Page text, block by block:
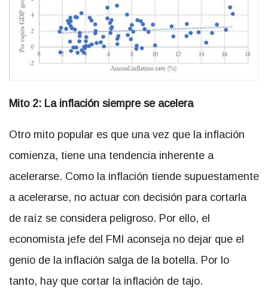
Mito 2: La inflación siempre se acelera
Otro mito popular es que una vez que la inflación
comienza, tiene una tendencia inherente a
acelerarse. Como la inflación tiende supuestamente
a acelerarse, no actuar con decisión para cortarla
de raíz se considera peligroso. Por ello, el
economista jefe del FMI aconseja no dejar que el
genio de la inflación salga de la botella. Por lo
tanto, hay que cortar la inflación de tajo.